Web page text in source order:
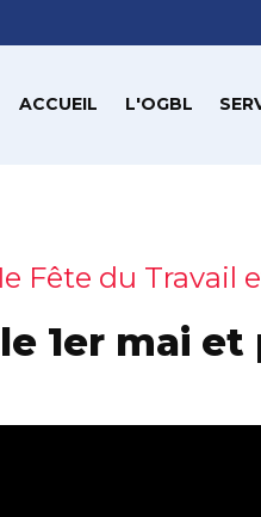
ACCUEIL L'OGBL
Fête du
1er mai